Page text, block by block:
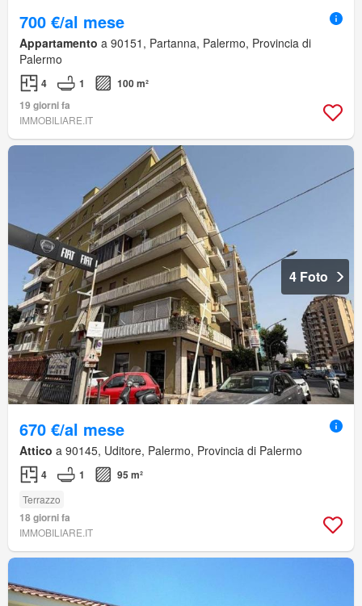
700 €/al mese
Appartamento a 90151, Partanna, Palermo, Provincia di
Palermo
4 1
100 m²
19 giorni fa
IMMOBILIARE.IT
4 Foto
670 €/al mese
Attico a 90145, Uditore, Palermo, Provincia di Palermo
4 1 95 m²
Terrazzo
18 giorni fa
IMMOBILIARE.IT